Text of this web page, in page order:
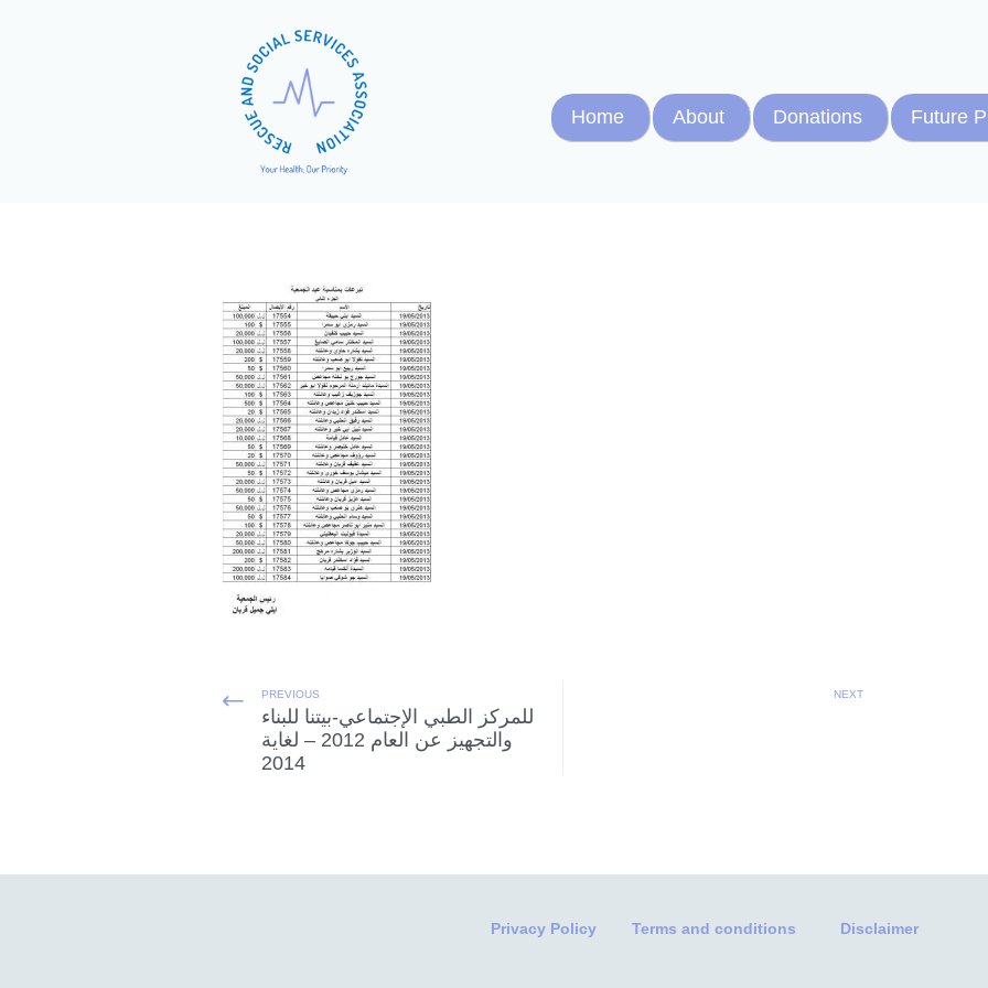
Home About Donations Future
PREVIOUS
للمركز الطبي الإجتماعي-بيتنا للبناء
والتجهيز عن العام 2012 – لغاية
2014
NEXT
Privacy Policy Terms and conditions Disclaimer